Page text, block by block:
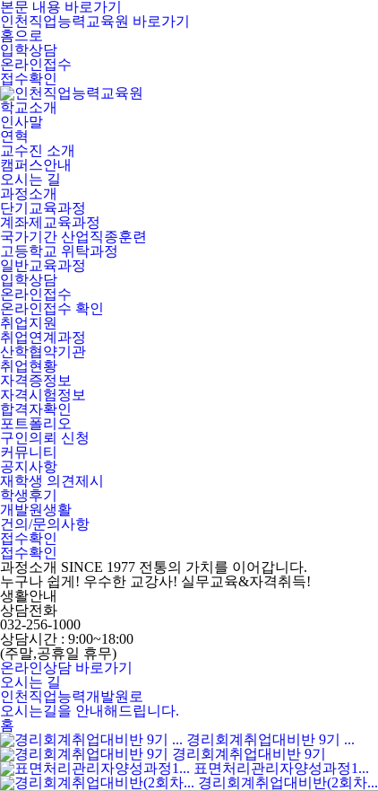
본문 내용 바로가기
인천직업능력교육원 바로가기
홈으로
입학상담
온라인접수
접수확인
학교소개
인사말
연혁
교수진 소개
캠퍼스안내
오시는 길
과정소개
단기교육과정
계좌제교육과정
국가기간 산업직종훈련
고등학교 위탁과정
일반교육과정
입학상담
온라인접수
온라인접수 확인
취업지원
취업연계과정
산학협약기관
취업현황
자격증정보
자격시험정보
합격자확인
포트폴리오
구인의뢰 신청
커뮤니티
공지사항
재학생 의견제시
학생후기
개발원생활
건의/문의사항
접수확인
접수확인
과정소개 SINCE 1977 전통의 가치를 이어갑니다.
누구나 쉽게! 우수한 교강사! 실무교육&자격취득!
생활안내
상담전화
032-256-1000
상담시간 : 9:00~18:00
(주말,공휴일 휴무)
온라인상담 바로가기
오시는 길
인천직업능력개발원로
오시는길을 안내해드립니다.
홈
경리회계취업대비반 9기 ...
경리회계취업대비반 9기
표면처리관리자양성과정1...
경리회계취업대비반(2회차...